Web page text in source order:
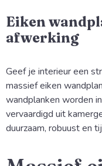
Eiken
afwerking
Geef je interieur een
massief eiken
wandplanken worden
vervaardigd uit
duurzaam, robuust en